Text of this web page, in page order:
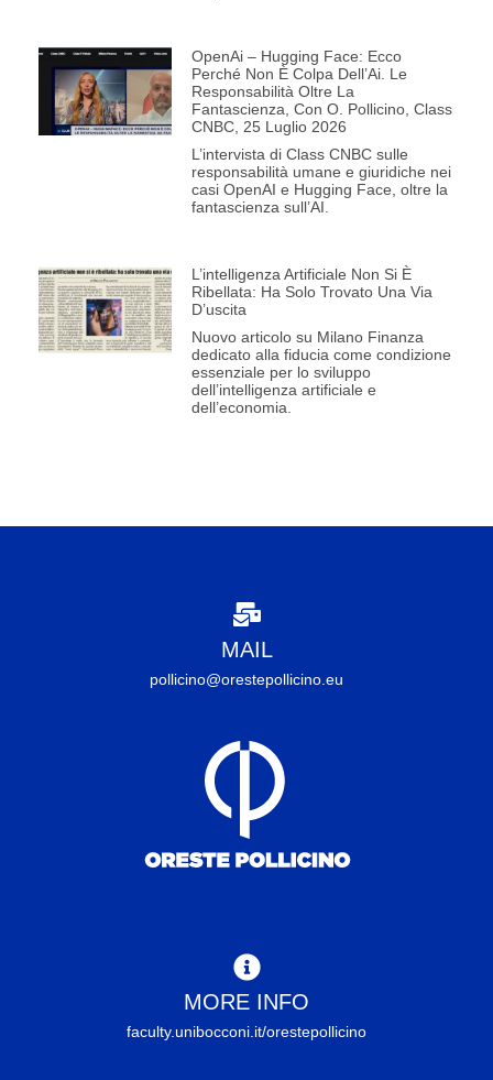
OpenAi – Hugging Face: Ecco
Perché Non È Colpa Dell’Ai. Le
Responsabilità Oltre La
Fantascienza, Con O. Pollicino, Class
CNBC, 25 Luglio 2026
L’intervista di Class CNBC sulle
responsabilità umane e giuridiche nei
casi OpenAI e Hugging Face, oltre la
fantascienza sull’AI.
L’intelligenza Artificiale Non Si È
Ribellata: Ha Solo Trovato Una Via
D’uscita
Nuovo articolo su Milano Finanza
dedicato alla fiducia come condizione
essenziale per lo sviluppo
dell’intelligenza artificiale e
dell’economia.
MAIL
pollicino@orestepollicino.eu
MORE INFO
faculty.unibocconi.it/orestepollicino